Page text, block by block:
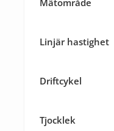
Mätområde
Linjär hastighet
Driftcykel
Tjocklek